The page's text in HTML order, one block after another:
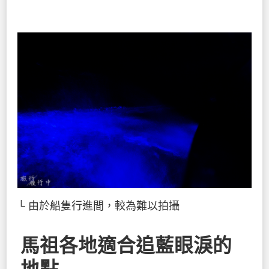
└ 由於船隻行進間，較為難以拍攝
馬祖各地適合追藍眼淚的